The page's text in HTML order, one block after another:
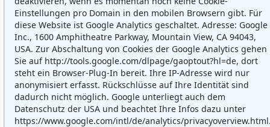
Einstellungen pro Domain in den mobilen Browsern gibt. Für
diese Website ist Google Analytics geschaltet. Adresse: Google
Inc., 1600 Amphitheatre Parkway, Mountain View, CA 94043,
USA. Zur Abschaltung von Cookies der Google Analytics gehen
Sie auf http://tools.google.com/dlpage/gaoptout?hl=de, dort
steht ein Browser-Plug-In bereit. Ihre IP-Adresse wird nur
anonymisiert erfasst. Rückschlüsse auf Ihre Identität sind
dadurch nicht möglich. Google unterliegt auch dem
Datenschutz der USA und beachtet Ihre Infos dazu unter
https://www.google.com/intl/de/analytics/privacyoverview.html